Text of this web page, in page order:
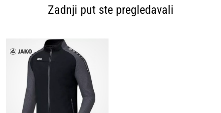
Zadnji put ste pregledavali